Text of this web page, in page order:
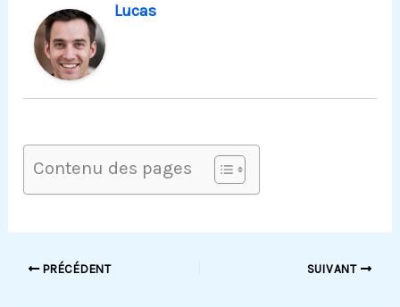
Lucas
Contenu des pages
PRÉCÉDENT SUIVANT